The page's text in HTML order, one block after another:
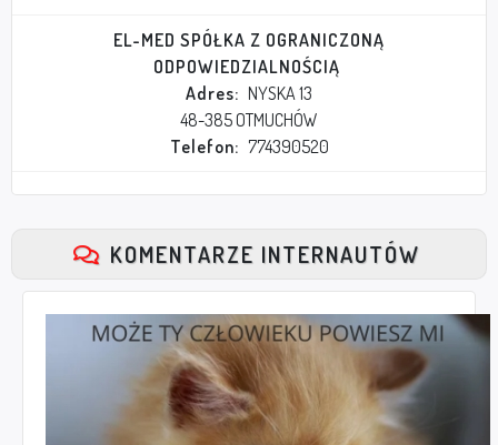
EL-MED SPÓŁKA Z OGRANICZONĄ
ODPOWIEDZIALNOŚCIĄ
Adres: NYSKA 13
48-385 OTMUCHÓW
Telefon: 774390520
KOMENTARZE INTERNAUTÓW